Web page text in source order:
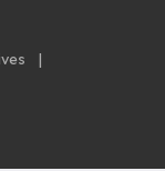
|